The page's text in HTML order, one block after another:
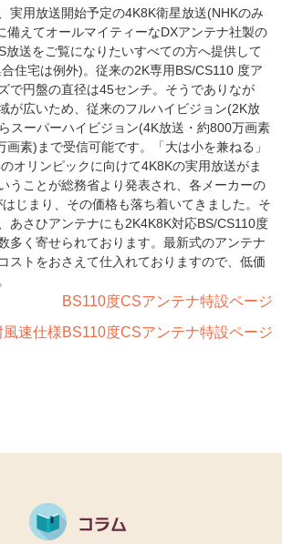
実用放送開始予定の4K8K衛星放送(NHKのみ
備えてオールマイティーなDXアンテナ社製の
放送をご覧になりたいすべての方へ提供して
住宅は例外)。従来の2K専用BS/CS110 度ア
で円盤の直径は45センチ。そうでありなが
が広いため、従来のフルハイビジョン(2K放
スーパーハイビジョン(4K放送・約800万画素
画素)まで受信可能です。「大は小を兼ねる」
オリンピックに向けて4K8Kの実用放送がま
うことが総務省より発表され、各メーカーの
じまり、その価格も落ち着いてきました。そ
あさひアンテナにも2K4K8K対応BS/CS110度
多く寄せられております。最新式のアンテナ
ストをおさえて仕入れておりますので、低価
BS110度CSアンテナ特設ページ
風速仕様BS110度CSアンテナ特設ページ